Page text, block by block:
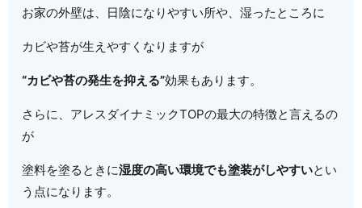
お家の外壁は、日陰になりやすい所や、湿ったところに
カビや苔が生えやすくなりますが
“カビや苔の発生を抑える”効果もあります。
さらに、アレスダイナミックTOPの最大の特徴と言えるの
が
塗料を塗るときに湿度の高い環境でも塗装がしやすいとい
う点になります。